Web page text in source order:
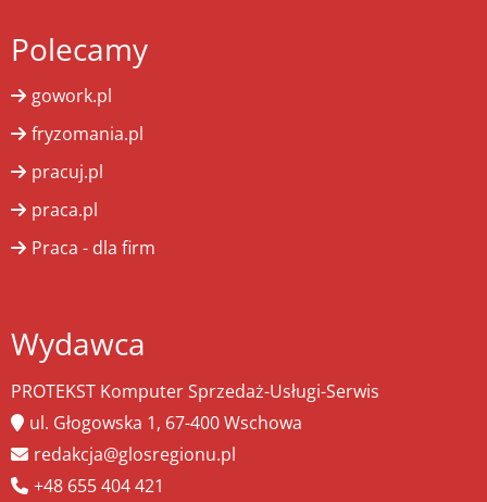
Polecamy
gowork.pl
fryzomania.pl
pracuj.pl
praca.pl
Praca - dla firm
Wydawca
PROTEKST Komputer Sprzedaż-Usługi-Serwis
ul. Głogowska 1, 67-400 Wschowa
redakcja@glosregionu.pl
+48 655 404 421